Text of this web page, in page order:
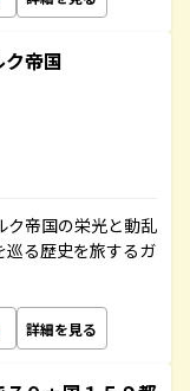
帝国
ク帝国の栄光と動乱
巡る歴史を旅するガ
詳細を見る